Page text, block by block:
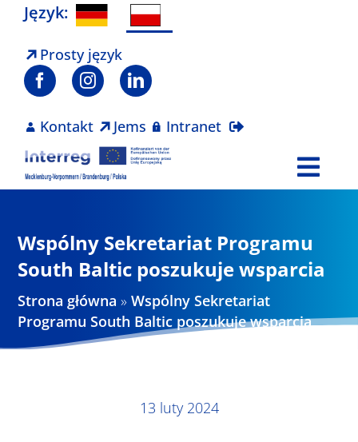
Skip
content
Język:
Prosty język
Kontakt Jems Intranet
Projekty
Aktualności
Wspólny Sekretariat Programu
South Baltic poszukuje wsparcia
Strona główna »Wspólny Sekretariat
Programu South Baltic poszukuje wsparcia
13 luty 2024